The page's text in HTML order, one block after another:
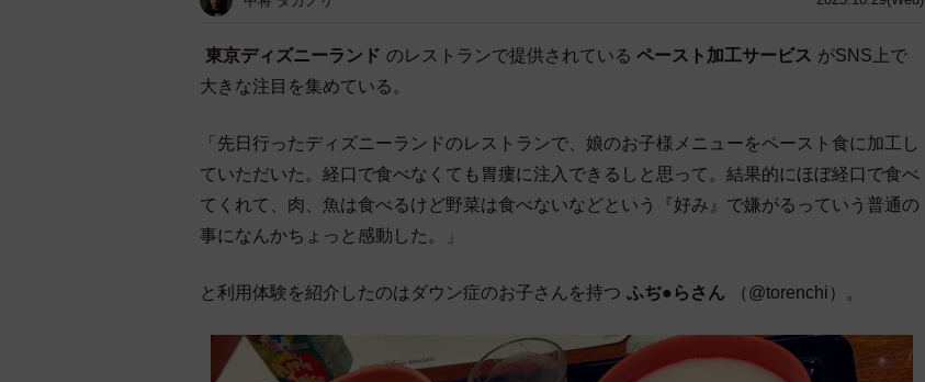
東京ディズニーランド のレストランで提供されている ペースト加工サービス がSNS上で
大きな注目を集めている。
「先日行ったディズニーランドのレストランで、娘のお子様メニューをペースト食に加工し
ていただいた。経口で食べなくても胃瘻に注入できるしと思って。結果的にほぼ経口で食べ
てくれて、肉、魚は食べるけど野菜は食べないなどという『好み』で嫌がるっていう普通の
事になんかちょっと感動した。」
と利用体験を紹介したのはダウン症のお子さんを持つ ふぢ●らさん （@torenchi）。